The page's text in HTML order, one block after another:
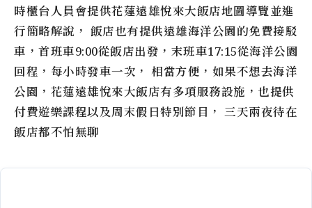
時櫃台人員會提供花蓮遠雄悅來大飯店地圖導覽並進
行簡略解說， 飯店也有提供遠雄海洋公園的免費接駁
車，首班車9:00從飯店出發，末班車17:15從海洋公園
回程，每小時發車一次， 相當方便，如果不想去海洋
公園，花蓮遠雄悅來大飯店有多項服務設施，也提供
付費遊樂課程以及周末假日特別節目， 三天兩夜待在
飯店都不怕無聊